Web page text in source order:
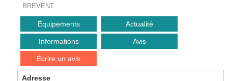
BREVENT
Équipements Actualité
Informations Avis
Écrire un avis
Adresse